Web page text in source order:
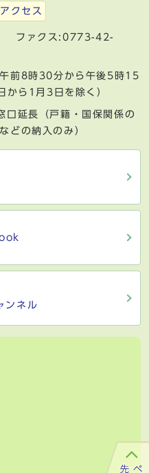
クセス
ファクス:0773-42-
前8時30分から午後5時15
から1月3日を除く）
口延長（戸籍・国保関係の
どの納入のみ）
ンネル